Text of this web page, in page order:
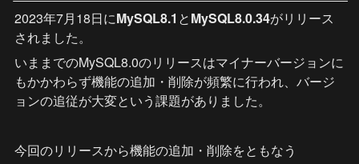
2023年7月18日にMySQL8.1 とMySQL8.0.34がリリース
されました。
いままでのMySQL8.0のリリースはマイナーバージョンに
もかかわらず機能の追加・削除が頻繁に行われ、バージ
ョンの追従が大変という課題がありました。
今回のリリースから機能の追加・削除をともなう